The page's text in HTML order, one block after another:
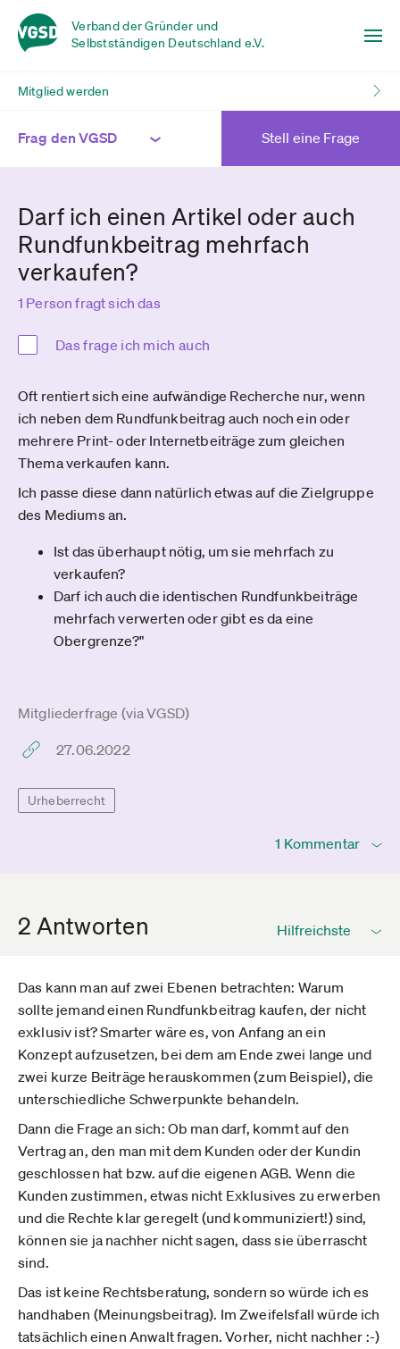
Verband der Gründer und
Selbstständigen Deutschland e.V.
Mitglied werden
Frag den VGSD Stell eine Frage
Darf ich einen Artikel oder auch
Rundfunkbeitrag mehrfach
verkaufen?
1 Person fragt sich das
Das frage ich mich auch
Oft rentiert sich eine aufwändige Recherche nur, wenn
ich neben dem Rundfunkbeitrag auch noch ein oder
mehrere Print- oder Internetbeiträge zum gleichen
Thema verkaufen kann.
Ich passe diese dann natürlich etwas auf die Zielgruppe
des Mediums an.
Ist das überhaupt nötig, um sie mehrfach zu
verkaufen?
Darf ich auch die identischen Rundfunkbeiträge
mehrfach verwerten oder gibt es da eine
Obergrenze?"
Mitgliederfrage (via VGSD)
27.06.2022
Urheberrecht
1 Kommentar
2 Antworten
Das kann man auf zwei Ebenen betrachten: Warum
sollte jemand einen Rundfunkbeitrag kaufen, der nicht
exklusiv ist? Smarter wäre es, von Anfang an ein
Konzept aufzusetzen, bei dem am Ende zwei lange und
zwei kurze Beiträge herauskommen (zum Beispiel), die
unterschiedliche Schwerpunkte behandeln.
Dann die Frage an sich: Ob man darf, kommt auf den
Vertrag an, den man mit dem Kunden oder der Kundin
geschlossen hat bzw. auf die eigenen AGB. Wenn die
Kunden zustimmen, etwas nicht Exklusives zu erwerben
und die Rechte klar geregelt (und kommuniziert!) sind,
können sie ja nachher nicht sagen, dass sie überrascht
sind.
Das ist keine Rechtsberatung, sondern so würde ich es
handhaben (Meinungsbeitrag). Im Zweifelsfall würde ich
tatsächlich einen Anwalt fragen. Vorher, nicht nachher :-)